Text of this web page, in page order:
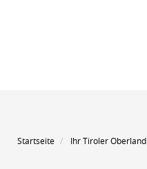
Startseite Ihr Tiroler Oberland